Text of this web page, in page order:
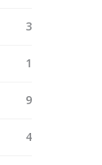
3
1
9
4